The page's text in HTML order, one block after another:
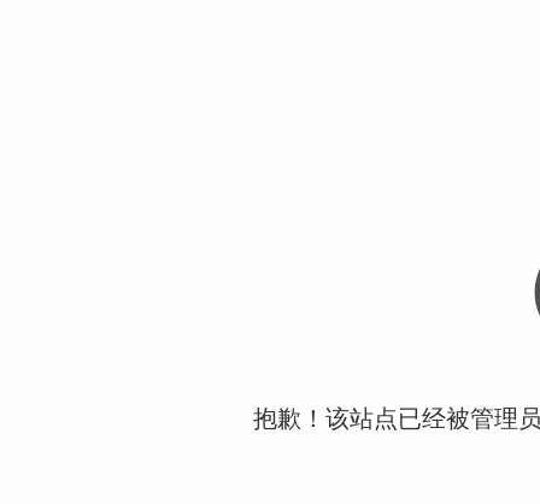
抱歉！该站点已经被管理